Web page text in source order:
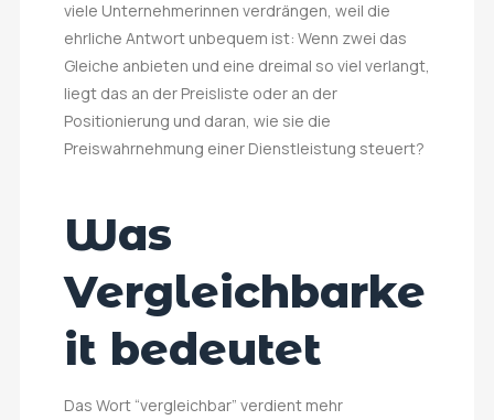
viele Unternehmerinnen verdrängen, weil die
ehrliche Antwort unbequem ist: Wenn zwei das
Gleiche anbieten und eine dreimal so viel verlangt,
liegt das an der Preisliste oder an der
Positionierung und daran, wie sie die
Preiswahrnehmung einer Dienstleistung steuert?
Was
Vergleichbarke
it bedeutet
Das Wort “vergleichbar” verdient mehr